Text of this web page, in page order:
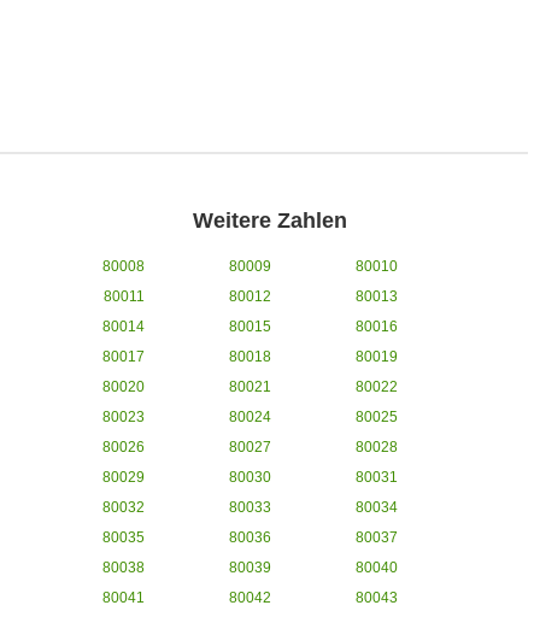
Weitere Zahlen
80008 80009
80010
80011
80012
80013
80014
80015
80016
80017
80018
80019
80020
80021
80022
80023
80024
80025
80026
80027
80028
80029
80030
80031
80032
80033
80034
80035
80036
80037
80038
80039
80040
80041
80042
80043